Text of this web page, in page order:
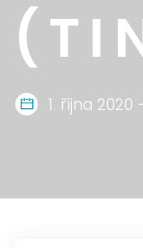
1. října